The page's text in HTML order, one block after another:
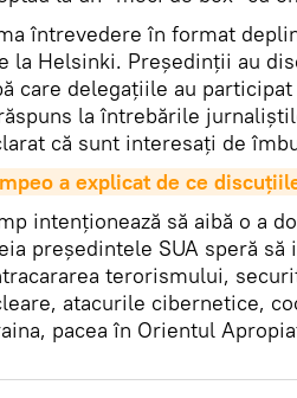
întrevedere în format
la Helsinki. Președinții au
care delegațiile au
la întrebările
că sunt interesați de
a explicat de ce
intenționează să aibă o a
președintele SUA speră
terorismului,
atacurile cibernetice,
pacea în Orientul